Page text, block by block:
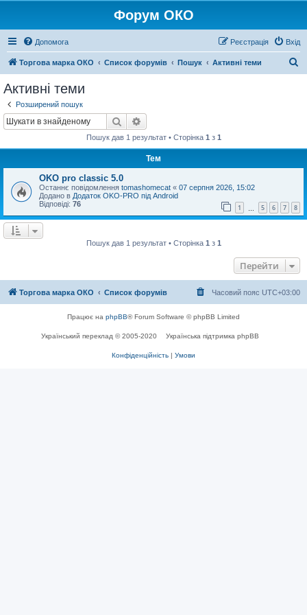
Форум ОКО
Допомога Вхід
Реєстрація
Торгова марка ОКО Список форумів Пошук Активні теми
Активні теми
Розширений пошук
Пошук
Пошук дав 1 результат • Сторінка 1 з 1
Тем
OKO pro classic 5.0
Останнє повідомлення tomashomecat « 07 серпня 2026, 15:02
Додано в Додаток OKO-PRO під Android
Відповіді: 76 1 5 6 7 8
Пошук дав 1 результат • Сторінка 1 з 1
Перейти
Торгова марка ОКО Список форумів Часовий пояс UTC+03:00
Працює на phpBB® Forum Software © phpBB Limited
Український переклад © 2005-2020 Українська підтримка phpBB
Конфіденційність | Умови